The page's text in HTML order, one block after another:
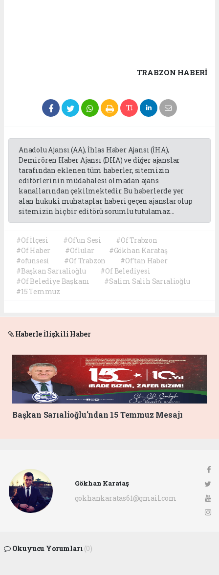
TRABZON HABERİ
Anadolu Ajansı (AA), İhlas Haber Ajansı (İHA),
Demirören Haber Ajansı (DHA) ve diğer ajanslar
tarafından eklenen tüm haberler, sitemizin
editörlerinin müdahalesi olmadan ajans
kanallarından çekilmektedir. Bu haberlerde yer
alan hukuki muhataplar haberi geçen ajanslar olup
sitemizin hiç bir editörü sorumlu tutulamaz...
#Of İlçesi #Of'un Sesi
#Of Trabzon
#Of Haber
#Oflular
#Gökhan Karataş
#ofunsesi
#Of Trabzon
#Of'tan Haber
#Başkan Sarıalioğlu
#Of Belediyesi
#Of Belediye Başkanı
#Salim Salih Sarıalioğlu
#15 Temmuz
Haberle İlişkili Haber
Başkan Sarıalioğlu'ndan 15 Temmuz Mesajı
Gökhan Karataş
gokhankaratas61@gmail.com
Okuyucu Yorumları (0)